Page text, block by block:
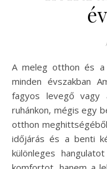
A meleg otthon és a hideg kint varázslatos kontrasztja
minden évszakban
fagyos levegő
ruhánkon, mégis egy
otthon
időjárás és a benti
különleges